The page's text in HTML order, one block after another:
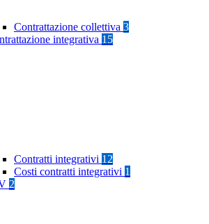
Contrattazione collettiva 3
integrativa 15
Contratti integrativi 12
Costi contratti integrativi 1
2